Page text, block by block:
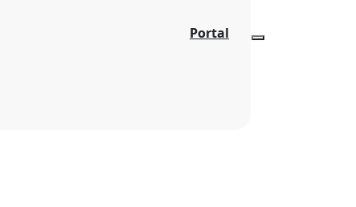
Portal